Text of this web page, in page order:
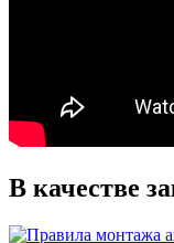
В качестве